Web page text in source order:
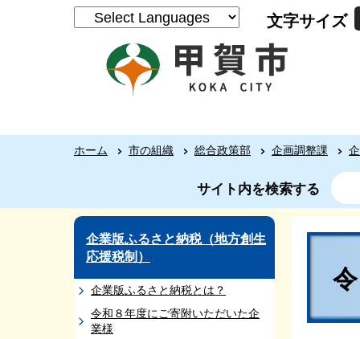
文字サイズ
ホーム 市の組織 総合政策部 企画調整課
サイト内を検索する
企業版ふるさと納税（地方創生
応援税制）
企業版ふるさと納税とは？
令和８年度にご寄附いただいた企
業様